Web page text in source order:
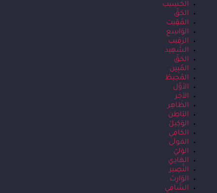
الحَسِيب
الحَقّ
المُقِيت
الوَاسِع
الرَقِيب
الشَهِيد
الحَقّ
المُبِين
المُحِيطْ
الأوَّل
الآخِر
الظَاهِر
البَاطِن
الوَكِيلْ
الكافِي
المَولَى
الوَليّ
الهَادِي
النَّصِير
الوَارِث
الشَافِي